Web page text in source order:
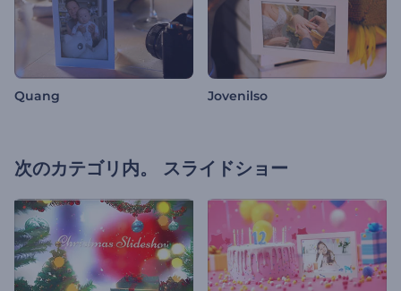
Quang Jovenilso
次のカテゴリ内。 スライドショー